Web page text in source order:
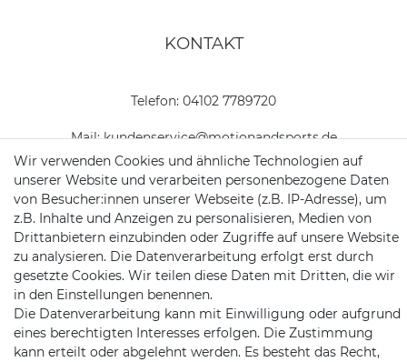
KONTAKT
Telefon: 04102 7789720
Mail:kundenservice@motionandsports.de
Jochim-Klindt-Str. 5
22926 Ahrensburg
Schnellversand auf Facebook
Schnellversand auf Twitter
Schnellversand auf YouTube
Schnellversand auf
Schnellversand
Wir verwenden Cookies und ähnliche Technologien auf
unserer Website und verarbeiten personenbezogene Daten
von Besucher:innen unserer Webseite (z.B. IP-Adresse), um
z.B. Inhalte und Anzeigen zu personalisieren, Medien von
Drittanbietern einzubinden oder Zugriffe auf unsere Website
zu analysieren. Die Datenverarbeitung erfolgt erst durch
gesetzte Cookies. Wir teilen diese Daten mit Dritten, die wir
in den Einstellungen benennen.
Die Datenverarbeitung kann mit Einwilligung oder aufgrund
eines berechtigten Interesses erfolgen. Die Zustimmung
kann erteilt oder abgelehnt werden. Es besteht das Recht,